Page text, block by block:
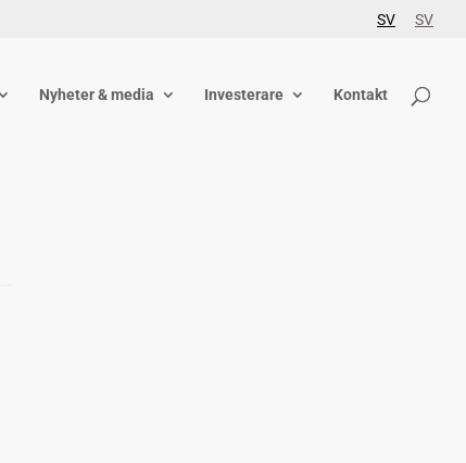
SV SV
Nyheter & media Investerare Kontakt